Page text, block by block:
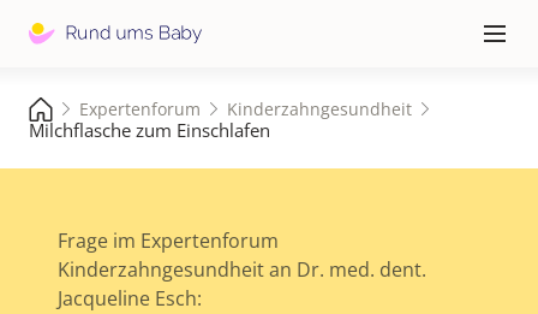
≡
Expertenforum Kinderzahngesundheit
Milchflasche zum Einschlafen
Frage im Expertenforum
Kinderzahngesundheit an Dr. med. dent.
Jacqueline Esch: